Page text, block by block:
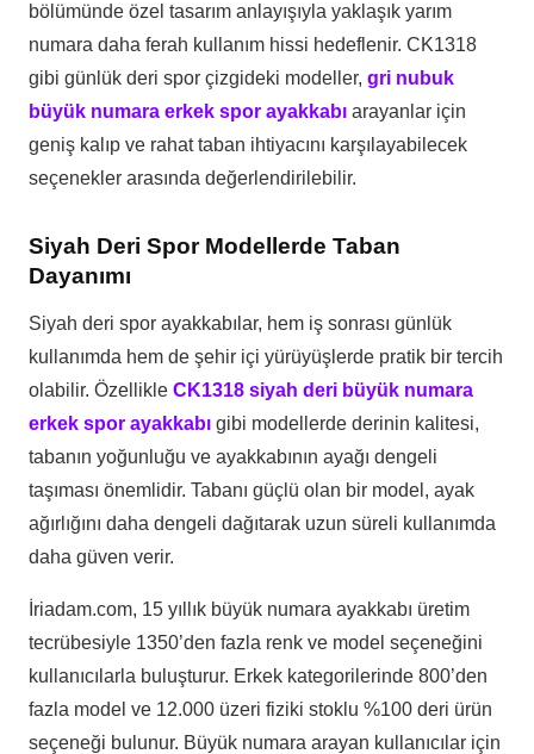
bölümünde özel tasarım anlayışıyla yaklaşık yarım
numara daha ferah kullanım hissi hedeflenir. CK1318
gibi günlük deri spor çizgideki modeller, gri nubuk
büyük numara erkek spor ayakkabı arayanlar için
geniş kalıp ve rahat taban ihtiyacını karşılayabilecek
seçenekler arasında değerlendirilebilir.
Siyah Deri Spor Modellerde Taban
Dayanımı
Siyah deri spor ayakkabılar, hem iş sonrası günlük
kullanımda hem de şehir içi yürüyüşlerde pratik bir tercih
olabilir. Özellikle CK1318 siyah deri büyük numara
erkek spor ayakkabı gibi modellerde derinin kalitesi,
tabanın yoğunluğu ve ayakkabının ayağı dengeli
taşıması önemlidir. Tabanı güçlü olan bir model, ayak
ağırlığını daha dengeli dağıtarak uzun süreli kullanımda
daha güven verir.
İriadam.com, 15 yıllık büyük numara ayakkabı üretim
tecrübesiyle 1350’den fazla renk ve model seçeneğini
kullanıcılarla buluşturur. Erkek kategorilerinde 800’den
fazla model ve 12.000 üzeri fiziki stoklu %100 deri ürün
seçeneği bulunur. Büyük numara arayan kullanıcılar için